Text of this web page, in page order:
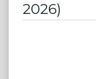
2026)